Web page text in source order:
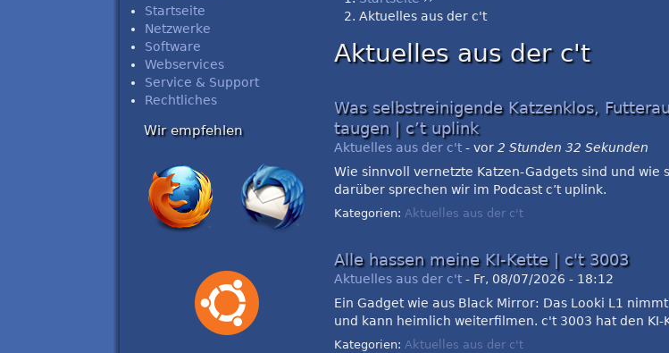
Sie sind hier
Aktuelles aus der c't
Aktuelles aus der c't
Was selbstreinigende Katzenklos,
taugen | c’t uplink
Aktuelles aus der c't -vor2 Stunden 32 Sekunden
Wie sinnvoll vernetzte Katzen-Gadgets sind und wie
darüber sprechen wir im Podcast c’t uplink.
Kategorien: Aktuelles aus der c't
Alle hassen meine KI-Kette | c't 3003
Aktuelles aus der c't - Fr, 08/07/2026 - 18:12
Ein Gadget wie aus Black Mirror: Das Looki L1
und kann heimlich weiterfilmen. c't 3003 hat den
Kategorien:Aktuelles aus der c't
Startseite
Netzwerke
Software
Webservices
Service & Support
Rechtliches
Wir empfehlen